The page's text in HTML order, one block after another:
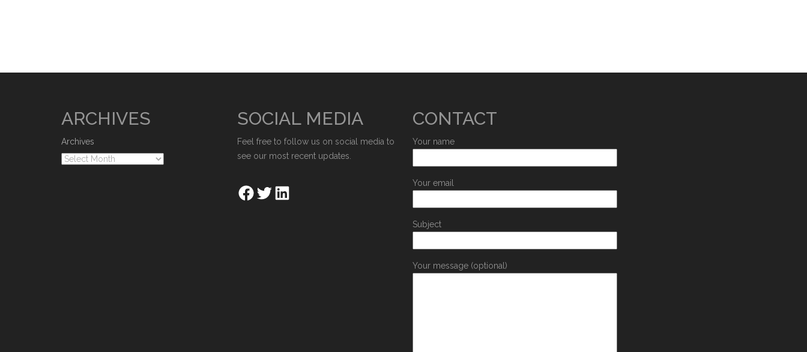
ARCHIVES
Archives
SOCIAL MEDIA
Feel free to follow us on social media to
see our most recent updates.
CONTACT
Your name
Your email
Subject
Your message (optional)